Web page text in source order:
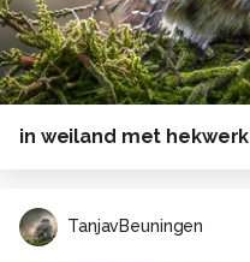
in weiland met hekwerk
TanjavBeuningen